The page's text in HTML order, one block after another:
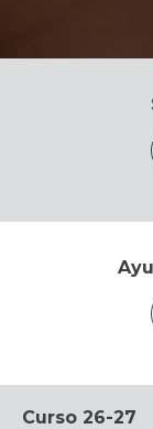
Curso 26-27